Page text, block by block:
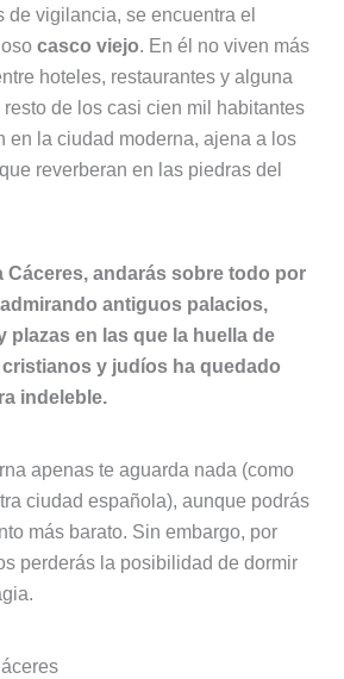
de vigilancia, se encuentra el
casco viejo. En él no viven más
hoteles, restaurantes y alguna
de los casi cien mil habitantes
en la ciudad moderna, ajena a los
reverberan en las piedras del
Cáceres, andarás sobre todo por
antiguos palacios,
plazas en las que la huella de
y judíos ha quedado
indeleble.
apenas te aguarda nada (como
ciudad española), aunque podrás
más barato. Sin embargo, por
perderás la posibilidad de dormir